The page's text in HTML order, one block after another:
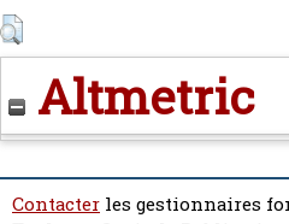
Altmetric
Contacter les gestionnaires